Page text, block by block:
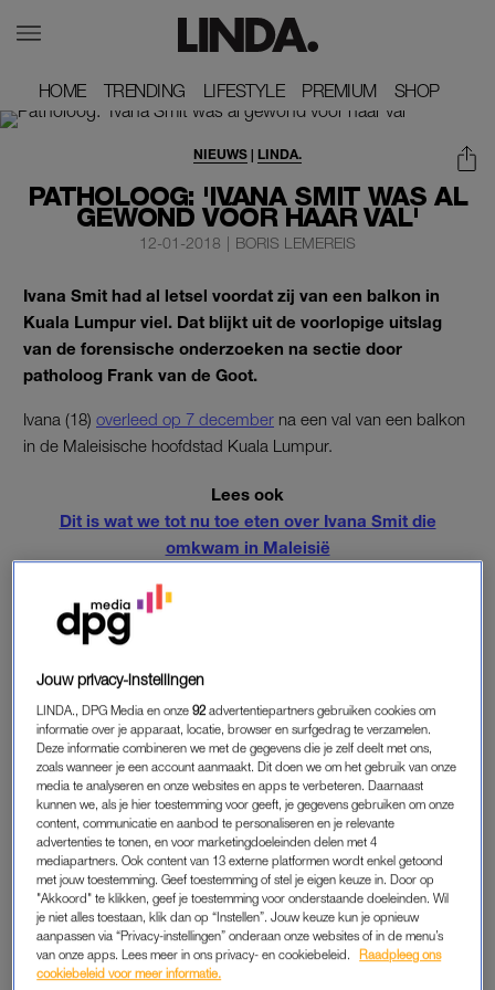
HOME
HOME TRENDING
TRENDING LIFESTYLE
LIFESTYLE PREMIUM
PREMIUM SHOP
SHOP
PATHOLOOG: 'IVANA SMIT WAS AL
GEWOND VÓÓR HAAR VAL'
NIEUWS | LINDA.
12-01-2018 | BORIS LEMEREIS
Ivana Smit had al letsel voordat zij van een balkon in
Kuala Lumpur viel. Dat blijkt uit de voorlopige uitslag
van de forensische onderzoeken na sectie door
patholoog Frank van de Goot.
Ivana (18) overleed op 7 december na een val van een balkon
in de Maleisische hoofdstad Kuala Lumpur.
Lees ook
Dit is wat we tot nu toe eten over Ivana Smit die
omkwam in Maleisië
De vrouw had een bloeduitstorting op haar achterhoofd die
was ontstaan voor de val. Ook had zij blauwe plekken op de
binnen- en buitenkant van beide bovenarmen, dat kan duiden
op vastpakken. Letseldatering moet uitwijzen op welk moment
Smit dit heeft opgelopen.
Cocaïne
Ook is cocaïne in haar lichaam aangetroffen. Dat heeft zij al
langer voor haar dood ingenomen. Verder troffen de
onderzoekers ook de drugs PMM/PMMA aan, waarvan een
combinatie met cocaïne dodelijk kan zijn. Zolang niet bekend
is waar de middelen vandaan komen, wordt een misdrijf niet
uitgesloten.
Potentieel misdrijf
Jouw privacy-instellingen
LINDA., DPG Media en onze92 advertentiepartners gebruiken cookies om
informatie over je apparaat, locatie, browser en surfgedrag te verzamelen.
Deze informatie combineren we met de gegevens die je zelf deelt met ons,
zoals wanneer je een account aanmaakt. Dit doen we om het gebruik van onze
media te analyseren en onze websites en apps te verbeteren. Daarnaast
kunnen we, als je hier toestemming voor geeft, je gegevens gebruiken om onze
content, communicatie en aanbod te personaliseren en je relevante
advertenties te tonen, en voor marketingdoeleinden delen met 4
mediapartners. Ook content van 13 externe platformen wordt enkel getoond
met jouw toestemming. Geef toestemming of stel je eigen keuze in. Door op
"Akkoord" te klikken, geef je toestemming voor onderstaande doeleinden. Wil
je niet alles toestaan, klik dan op “Instellen”. Jouw keuze kun je opnieuw
aanpassen via “Privacy-instellingen” onderaan onze websites of in de menu’s
van onze apps. Lees meer in ons privacy- en cookiebeleid.
Raadpleeg ons
cookiebeleid voor meer informatie.